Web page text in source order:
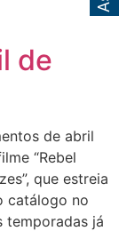
de
de abril
“Rebel
que estreia
catálogo no
temporadas já